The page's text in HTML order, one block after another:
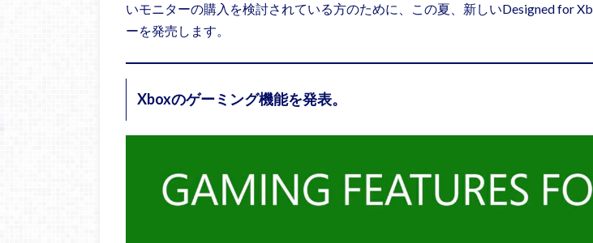
いモニターの購入を検討されている方のために、この夏、新しいDesigned for
ーを発売します。
Xboxのゲーミング機能を発表。